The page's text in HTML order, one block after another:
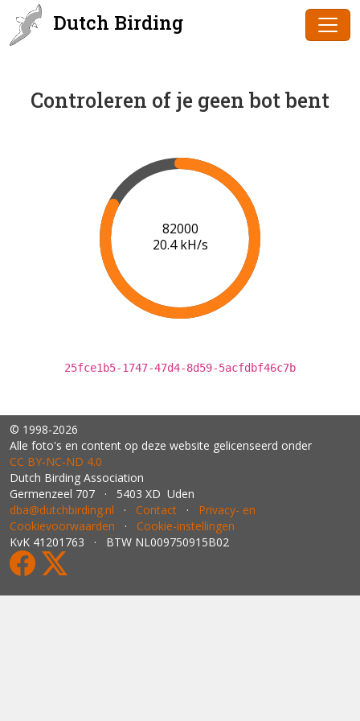
Dutch Birding
Controleren of je geen bot bent
84000
20.5 kH/s
25fce1b5-1747-47d4-8d59-5acfdbf46c7b
© 1998-2026
Alle foto's en content op deze website gelicenseerd onder
CC BY‑NC‑ND 4.0
Dutch Birding Association
Germenzeel 707 · 5403 XD Uden
dba@dutchbirding.nl · Contact · Privacy- en
Cookievoorwaarden · Cookie-instellingen
KvK 41201763 · BTW NL009750915B02